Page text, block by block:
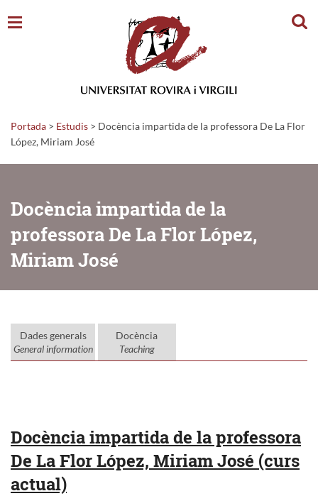
Portada > Estudis > Docència impartida de la professora De La Flor
López, Miriam José
Docència impartida de la
professora De La Flor López,
Miriam José
Dades generals
General information
Docència
Teaching
Docència impartida de la professora
De La Flor López, Miriam José (curs
actual)